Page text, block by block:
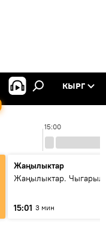
КЫРГ
15:00
Жаңылыктар
Жаңылыктар.
15:01 3 мин